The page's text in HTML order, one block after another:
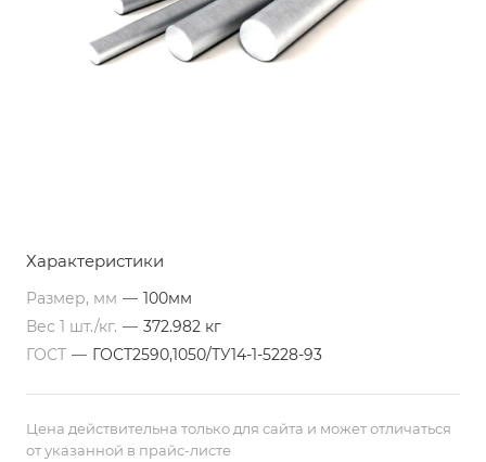
Характеристики
Размер, мм — 100мм
Вес 1 шт./кг. — 372.982 кг
ГОСТ — ГОСТ2590,1050/ТУ14-1-5228-93
Цена действительна только для сайта и может отличаться
от указанной в прайс-листе